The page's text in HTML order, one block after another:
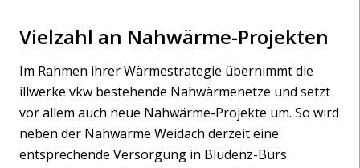
Vielzahl an Nahwärme-Projekten
Im Rahmen ihrer Wärmestrategie übernimmt die
illwerke vkw bestehende Nahwärmenetze und setzt
vor allem auch neue Nahwärme-Projekte um. So wird
neben der Nahwärme Weidach derzeit eine
entsprechende Versorgung in Bludenz-Bürs